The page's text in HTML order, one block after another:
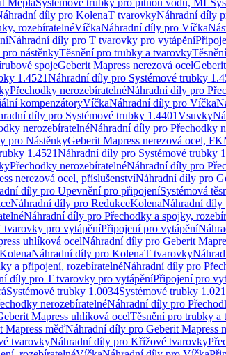
MeplaSystémové trubky pro pitnou vodu, ML
díly pro KolenaT tvarovkyNáhradní díly
rozebíratelnéVíčkaNáhradní díly pro Víčka
Náhradní díly pro T tvarovky pro vytápění
pro nástěnkyTěsnění pro trubky a tvarovky
spojeGeberit Mapress nerezová ocel
1.4521Náhradní díly pro Systémové trubky
Přechodky nerozebíratelnéNáhradní díly pro
kompenzátoryVíčkaNáhradní díly pro Víčka
díly pro Systémové trubky 1.4401Vsuvky
nerozebíratelnéNáhradní díly pro Přechodky
pro NástěnkyGeberit Mapress nerezová ocel,
1.4521Náhradní díly pro Systémové trubky
Přechodky nerozebíratelnéNáhradní díly pro
nerezová ocel, příslušenstvíNáhradní díly pro
díly pro Upevnění pro připojeníSystémová
Náhradní díly pro RedukceKolenaNáhradní díly
Náhradní díly pro Přechodky a spojky,
pro vytápěníPřipojení pro vytápění
uhlíková ocelNáhradní díly pro Geberit
KolenaNáhradní díly pro KolenaT tvarovky
a připojení, rozebíratelnéNáhradní díly pro
díly pro T tvarovky pro vytápěníPřipojení pro
Systémové trubky 1.0034Systémové trubky
nerozebíratelnéNáhradní díly pro
Mapress uhlíková ocelTěsnění pro trubky a
Mapress měďNáhradní díly pro Geberit Mapress
tvarovkyNáhradní díly pro Křížové tvarovky